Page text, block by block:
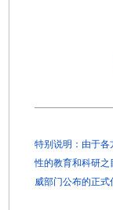
特别说明：由于各
性的教育和科研
威部门公布的正式